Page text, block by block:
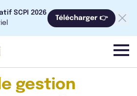
SCPI 2026
Télécharger 👉
menu
gestion